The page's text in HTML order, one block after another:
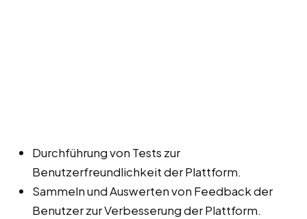
Durchführung von Tests zur
Benutzerfreundlichkeit der Plattform.
Sammeln und Auswerten von Feedback der
Benutzer zur Verbesserung der Plattform.